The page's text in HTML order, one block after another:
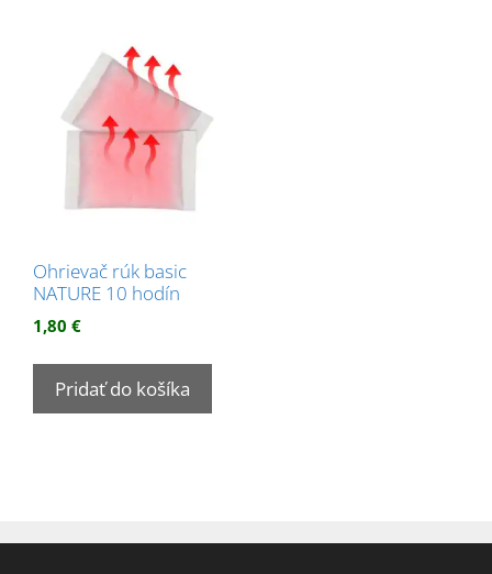
Ohrievač rúk basic
NATURE 10 hodín
1,80 €
Pridať do košíka